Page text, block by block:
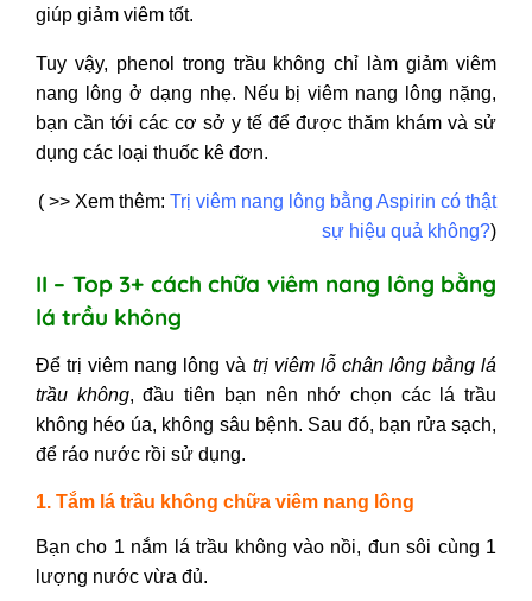
giúp giảm viêm tốt.
Tuy vậy, phenol trong trầu không chỉ làm giảm viêm
nang lông ở dạng nhẹ. Nếu bị viêm nang lông nặng,
bạn cần tới các cơ sở y tế để được thăm khám và sử
dụng các loại thuốc kê đơn.
( >> Xem thêm: Trị viêm nang lông bằng Aspirin có thật
sự hiệu quả không?)
II – Top 3+ cách chữa viêm nang lông bằng
lá trầu không
Để trị viêm nang lông và trị viêm lỗ chân lông bằng lá
trầu không,đầu tiên bạn nên nhớ chọn các lá trầu
không héo úa, không sâu bệnh. Sau đó, bạn rửa sạch,
để ráo nước rồi sử dụng.
1. Tắm lá trầu không chữa viêm nang lông
Bạn cho 1 nắm lá trầu không vào nồi, đun sôi cùng 1
lượng nước vừa đủ.